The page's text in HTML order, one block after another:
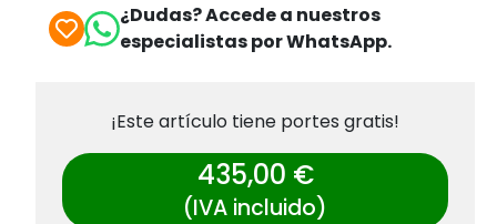
¿Dudas? Accede a nuestros
especialistas por WhatsApp.
¡Este artículo tiene portes gratis!
435,00 €
(IVA incluido)